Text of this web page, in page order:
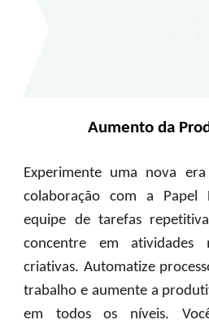
Aumento da
Experimente uma nova
colaboração com a Papel
equipe de tarefas
concentre em atividades
criativas. Automatize
trabalho e aumente a
em todos os níveis.